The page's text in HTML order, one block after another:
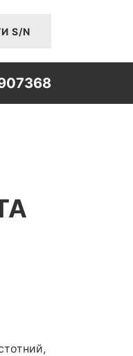
S/N